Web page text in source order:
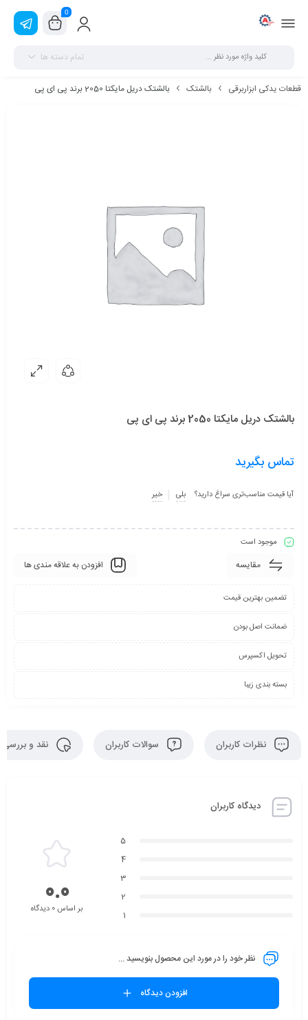
0
تمام دسته ها
قطعات یدکی ابزاربرقی بالشتک بالشتک دریل مایکتا 2050 برند پی ای پی
بالشتک دریل مایکتا 2050 برند پی ای پی
تماس بگیرید
آیا قیمت مناسب‌تری سراغ دارید؟ بلی خیر
موجود است
مقایسه افزودن به علاقه مندی ها
تضمین بهترین قیمت
ضمانت اصل بودن
تحویل اکسپرس
بسته بندی زیبا
نظرات کاربران سوالات کاربران نقد و بررسی
دیدگاه کاربران
5
4
3
2
1
0.0بر اساس 0 دیدگاه
نظر خود را در مورد این محصول بنویسید ...
افزودن دیدگاه